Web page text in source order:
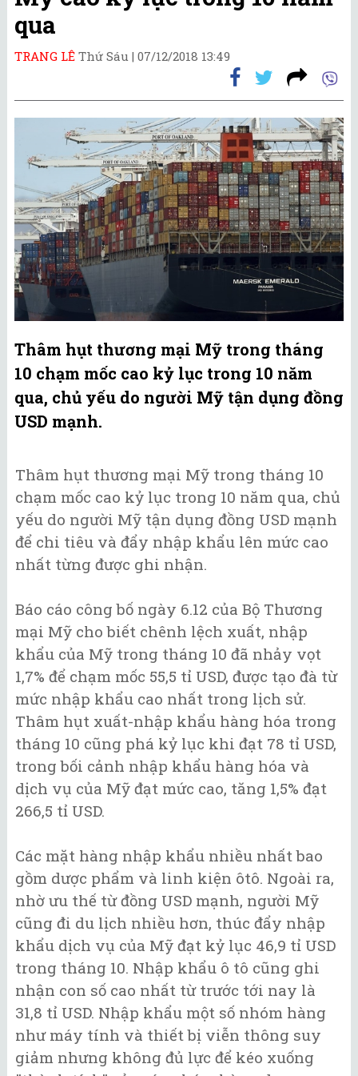
qua
TRANG LÊ Thứ Sáu | 07/12/2018 13:49
Thâm hụt thương mại Mỹ trong tháng
10 chạm mốc cao kỷ lục trong 10 năm
qua, chủ yếu do người Mỹ tận dụng đồng
USD mạnh.
Thâm hụt thương mại Mỹ trong tháng 10
chạm mốc cao kỷ lục trong 10 năm qua, chủ
yếu do người Mỹ tận dụng đồng USD mạnh
để chi tiêu và đẩy nhập khẩu lên mức cao
nhất từng được ghi nhận.
Báo cáo công bố ngày 6.12 của Bộ Thương
mại Mỹ cho biết chênh lệch xuất, nhập
khẩu của Mỹ trong tháng 10 đã nhảy vọt
1,7% để chạm mốc 55,5 tỉ USD, được tạo đà từ
mức nhập khẩu cao nhất trong lịch sử.
Thâm hụt xuất-nhập khẩu hàng hóa trong
tháng 10 cũng phá kỷ lục khi đạt 78 tỉ USD,
trong bối cảnh nhập khẩu hàng hóa và
dịch vụ của Mỹ đạt mức cao, tăng 1,5% đạt
266,5 tỉ USD.
Các mặt hàng nhập khẩu nhiều nhất bao
gồm dược phẩm và linh kiện ôtô. Ngoài ra,
nhờ ưu thế từ đồng USD mạnh, người Mỹ
cũng đi du lịch nhiều hơn, thúc đẩy nhập
khẩu dịch vụ của Mỹ đạt kỷ lục 46,9 tỉ USD
trong tháng 10. Nhập khẩu ô tô cũng ghi
nhận con số cao nhất từ trước tới nay là
31,8 tỉ USD. Nhập khẩu một số nhóm hàng
như máy tính và thiết bị viễn thông suy
giảm nhưng không đủ lực để kéo xuống